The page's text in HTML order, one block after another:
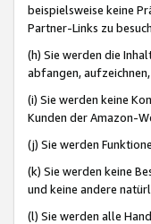
beispielsweise keine
Partner-Links zu
(h) Sie werden die
abfangen,
(i) Sie werden keine
Kunden der Amazon-
(j) Sie werden
(k) Sie werden keine
und keine andere
(l) Sie werden alle